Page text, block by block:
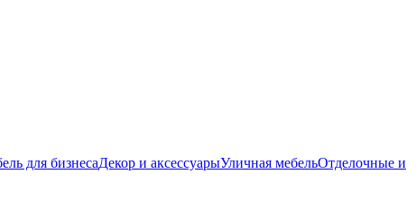
для бизнесаДекор и аксессуарыУличная мебельОтделочные и